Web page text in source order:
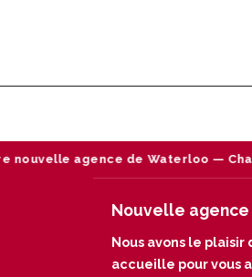
agence de Waterloo —
Nouvelle agence
Nous avons le
accueille pour vous